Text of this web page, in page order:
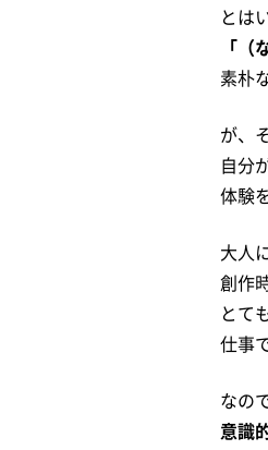
とは
「
素朴
が、
自分
体験
大人
創作
とて
仕事
なの
意識